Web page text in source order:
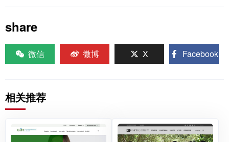
share
微信 微博 X Facebook
相关推荐